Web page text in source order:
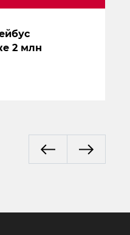
2 млн